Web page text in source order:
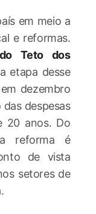
em meio a
e reformas.
Teto dos
etapa desse
dezembro
despesas
20 anos. Do
reforma é
de vista
setores de